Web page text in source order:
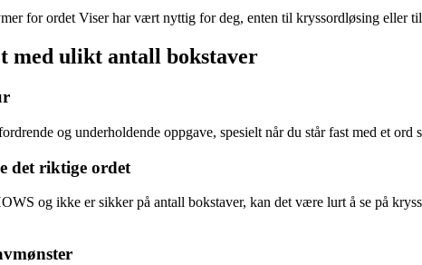
for ordet Viser har vært nyttig for deg, enten til kryssordløsing eller
med ulikt antall bokstaver
og underholdende oppgave, spesielt når du står fast med et ord
det riktige ordet
og ikke er sikker på antall bokstaver, kan det være lurt å se på